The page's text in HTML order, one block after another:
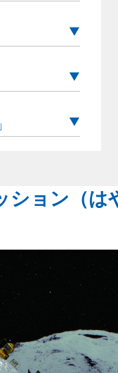
ション（は